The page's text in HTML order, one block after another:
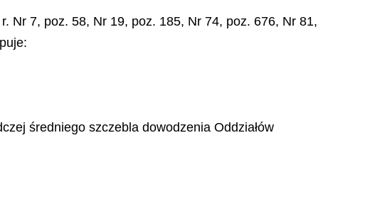
Nr 7, poz. 58, Nr 19, poz. 185, Nr 74, poz. 676, Nr 81,
średniego szczebla dowodzenia Oddziałów